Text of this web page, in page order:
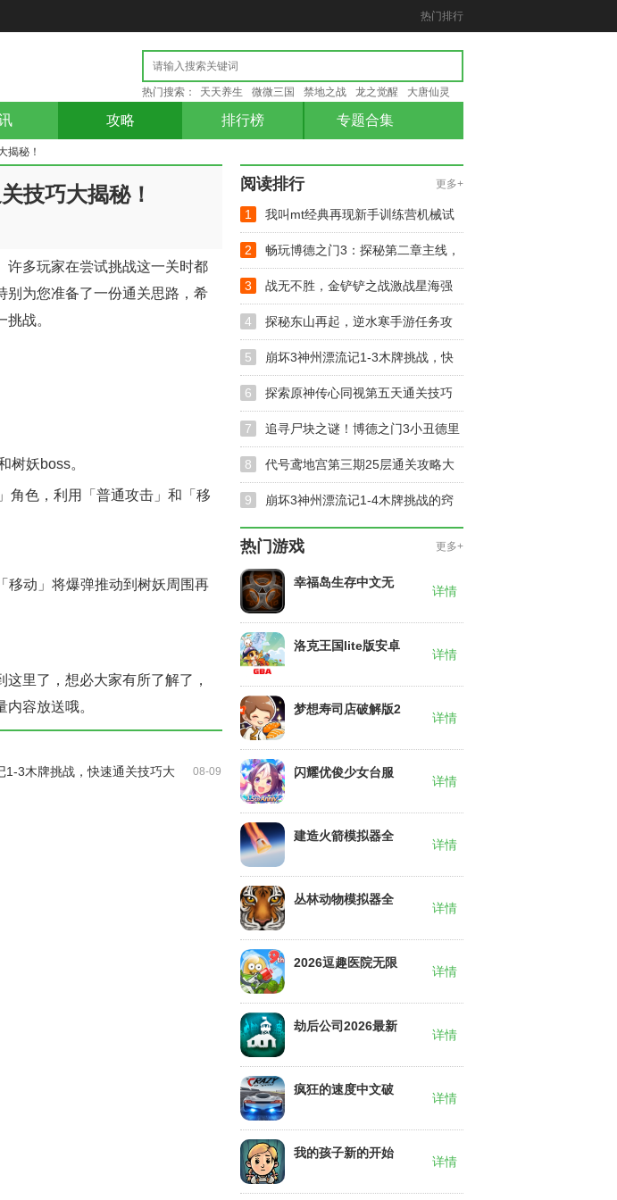
热门排行
热门搜索： 天天养生 微微三国 禁地之战 龙之觉醒 大唐仙灵
攻略 排行榜 专题合集
揭秘！
技巧大揭秘！
许多玩家在尝试挑战这一关时都
别为您准备了一份通关思路，希
战。
树妖boss。
角色，利用「普通攻击」和「移
移动」将爆弹推动到树妖周围再
里了，想必大家有所了解了，
内容放送哦。
08-09
1-3木牌挑战，快速通关技巧大
更多+
阅读排行
1 我叫mt经典再现新手训练营机械试
炼攻略
2 畅玩博德之门3：探秘第二章主线，
驱除寄生虫任务攻略大揭秘
3 战无不胜，金铲铲之战激战星海强
势阵容推荐与选择攻略
4 探秘东山再起，逆水寒手游任务攻
略与周大虎NPC互动技巧
5 崩坏3神州漂流记1-3木牌挑战，快
速通关技巧大揭秘！
6 探索原神传心同视第五天通关技巧
与奖励获取窍门
7 追寻尸块之谜！博德之门3小丑德里
波斯尸块位置及快速收集方法揭秘
8 代号鸢地宫第三期25层通关攻略大
公开-第三期25层通关阵容推荐
9 崩坏3神州漂流记1-4木牌挑战的窍
门-神州漂流记1-4木牌挑战速通指南
更多+
热门游戏
幸福岛生存中文无
详情
洛克王国lite版安卓
详情
梦想寿司店破解版2
详情
闪耀优俊少女台服
详情
建造火箭模拟器全
详情
丛林动物模拟器全
详情
2026逗趣医院无限
详情
劫后公司2026最新
详情
疯狂的速度中文破
详情
我的孩子新的开始
详情